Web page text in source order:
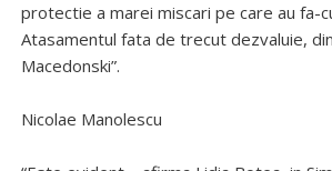
protectie a marei miscari pe care au fa-
Atasamentul fata de trecut dezvaluie,
Macedonski”.
Nicolae Manolescu